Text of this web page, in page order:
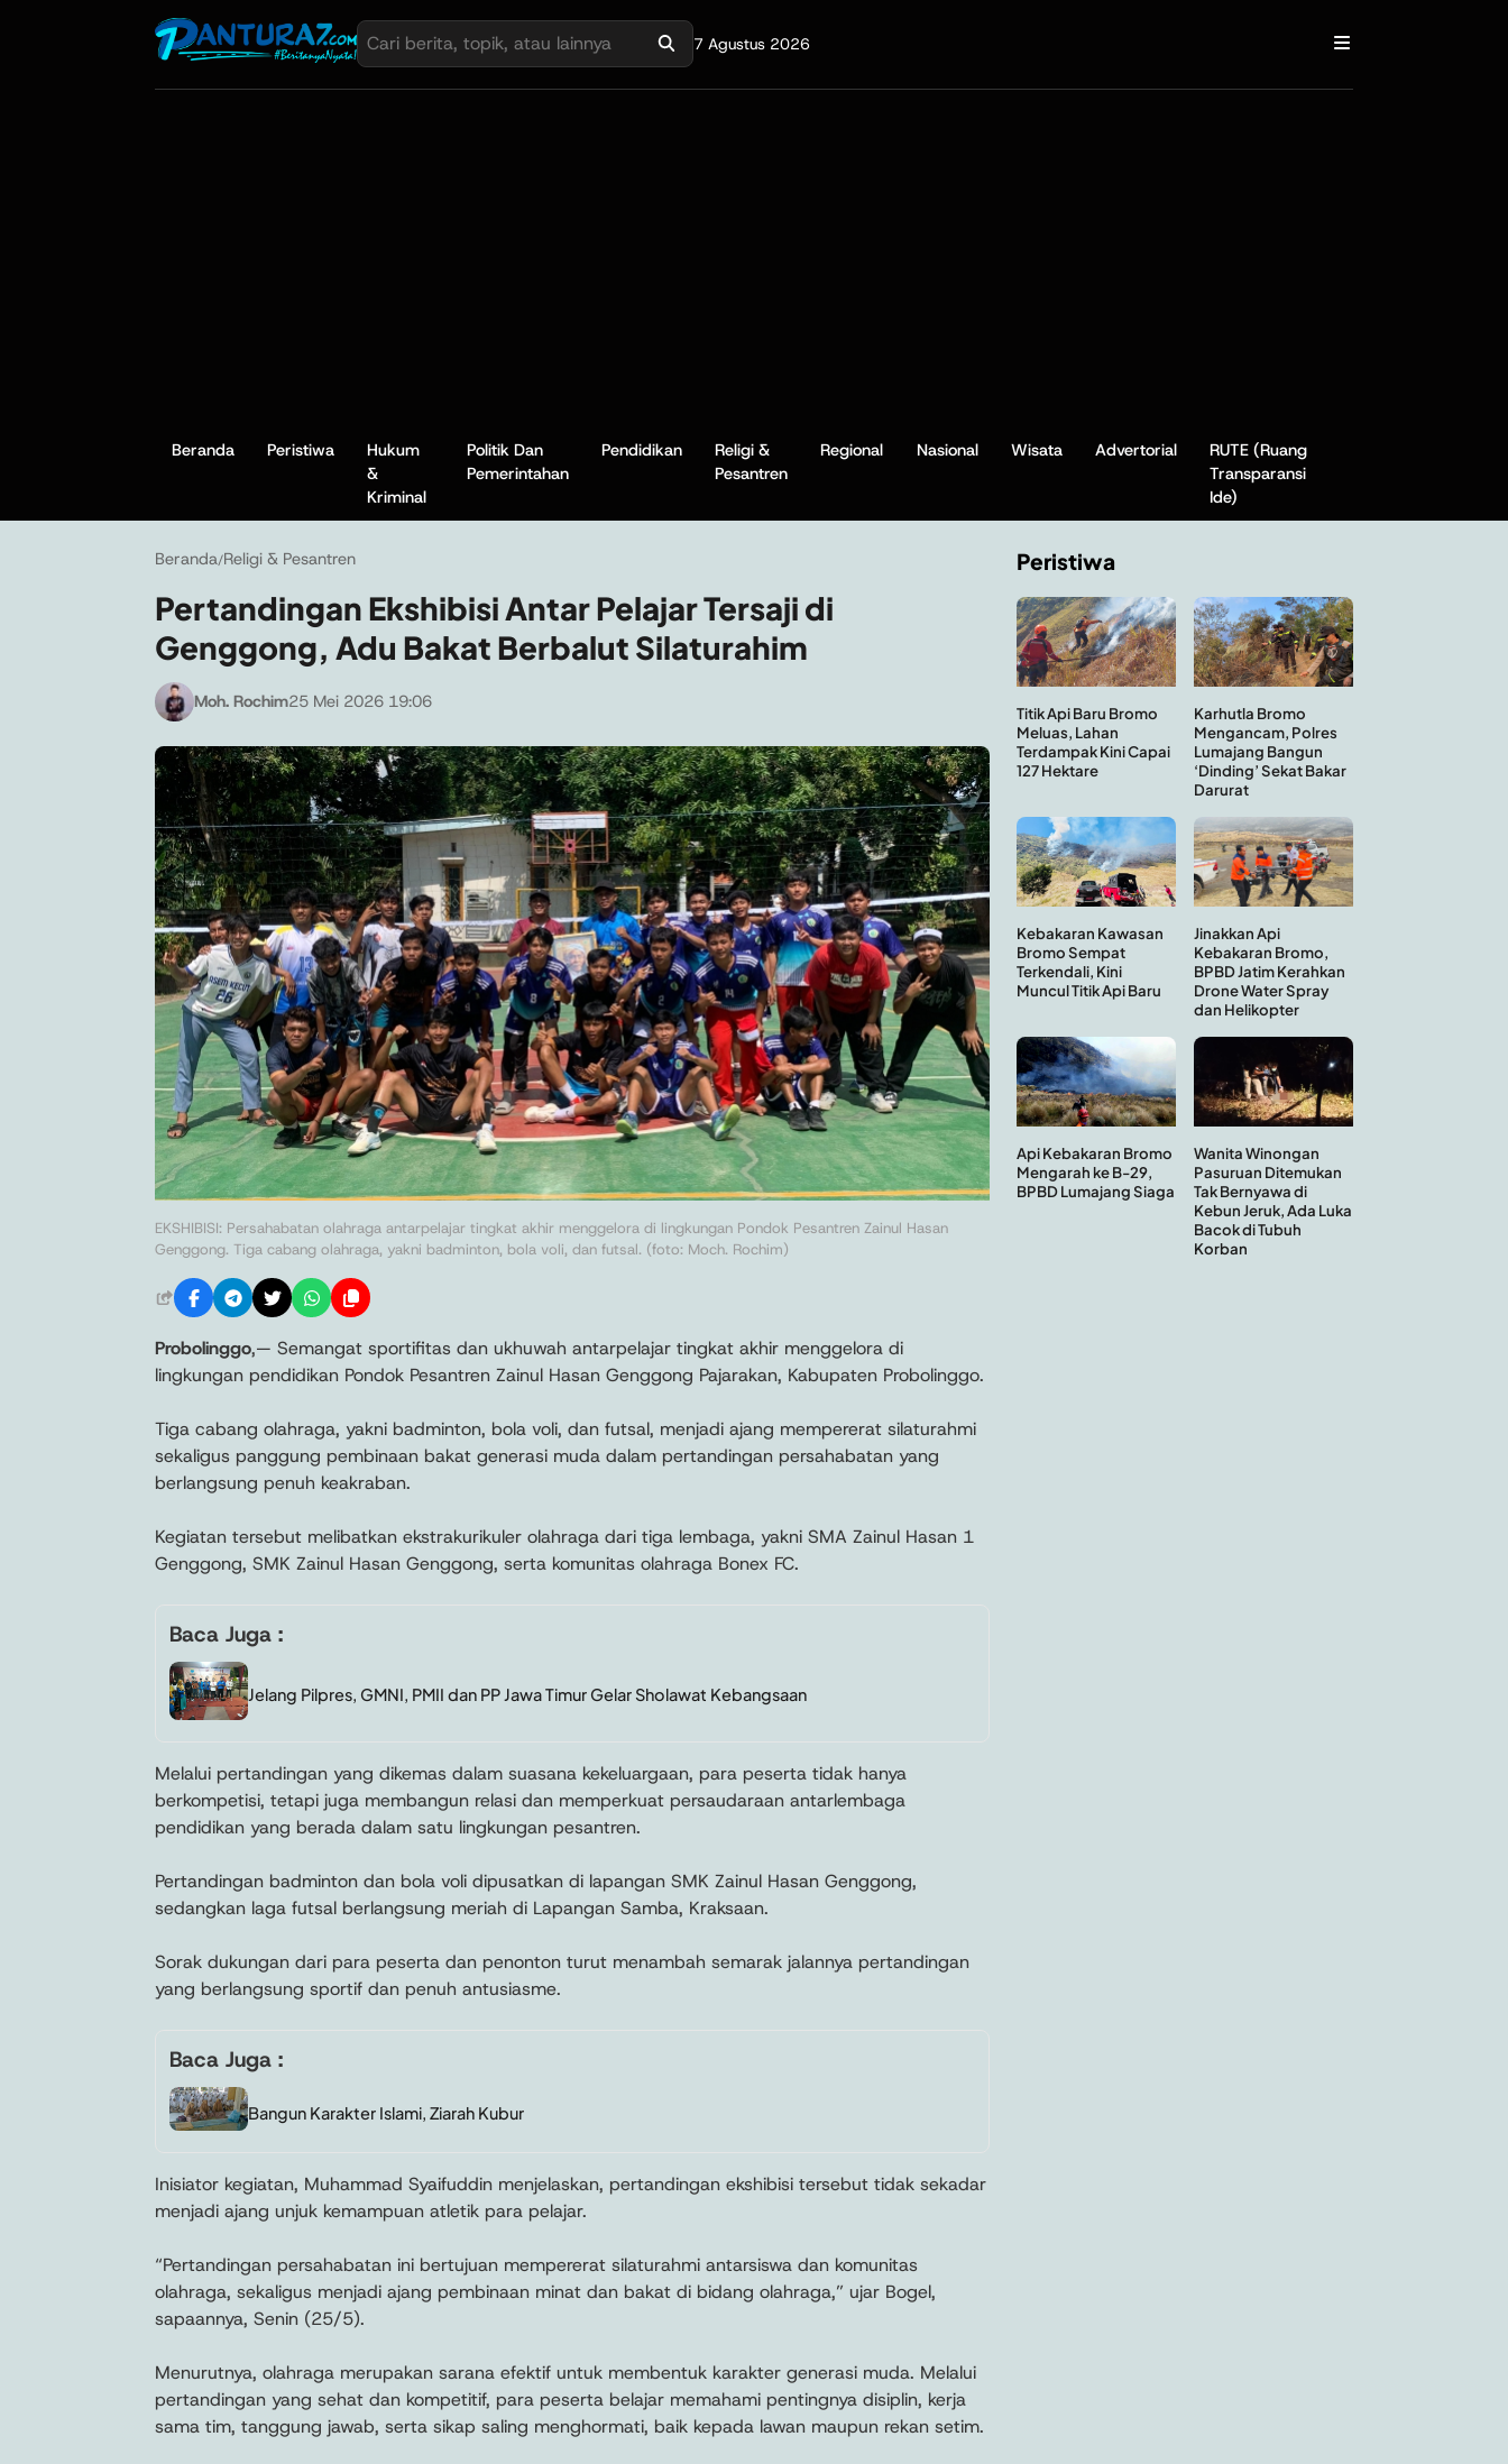
7 Agustus 2026
Beranda Peristiwa
Hukum
&
Kriminal
Politik Dan
Pemerintahan
Pendidikan
Religi &
Pesantren
Regional Nasional Wisata Advertorial
RUTE (Ruang
Transparansi
Ide)
Beranda/Religi & Pesantren
Pertandingan Ekshibisi Antar Pelajar Tersaji di
Genggong, Adu Bakat Berbalut Silaturahim
Moh. Rochim25 Mei 2026 19:06
EKSHIBISI: Persahabatan olahraga antarpelajar tingkat akhir menggelora di lingkungan Pondok Pesantren Zainul Hasan
Genggong. Tiga cabang olahraga, yakni badminton, bola voli, dan futsal. (foto: Moch. Rochim)
Probolinggo,— Semangat sportifitas dan ukhuwah antarpelajar tingkat akhir menggelora di
lingkungan pendidikan Pondok Pesantren Zainul Hasan Genggong Pajarakan, Kabupaten Probolinggo.
Tiga cabang olahraga, yakni badminton, bola voli, dan futsal, menjadi ajang mempererat silaturahmi
sekaligus panggung pembinaan bakat generasi muda dalam pertandingan persahabatan yang
berlangsung penuh keakraban.
Kegiatan tersebut melibatkan ekstrakurikuler olahraga dari tiga lembaga, yakni SMA Zainul Hasan 1
Genggong, SMK Zainul Hasan Genggong, serta komunitas olahraga Bonex FC.
Baca Juga :
Jelang Pilpres, GMNI, PMII dan PP Jawa Timur Gelar Sholawat Kebangsaan
Melalui pertandingan yang dikemas dalam suasana kekeluargaan, para peserta tidak hanya
berkompetisi, tetapi juga membangun relasi dan memperkuat persaudaraan antarlembaga
pendidikan yang berada dalam satu lingkungan pesantren.
Pertandingan badminton dan bola voli dipusatkan di lapangan SMK Zainul Hasan Genggong,
sedangkan laga futsal berlangsung meriah di Lapangan Samba, Kraksaan.
Sorak dukungan dari para peserta dan penonton turut menambah semarak jalannya pertandingan
yang berlangsung sportif dan penuh antusiasme.
Baca Juga :
Bangun Karakter Islami, Ziarah Kubur
Inisiator kegiatan, Muhammad Syaifuddin menjelaskan, pertandingan ekshibisi tersebut tidak sekadar
menjadi ajang unjuk kemampuan atletik para pelajar.
“Pertandingan persahabatan ini bertujuan mempererat silaturahmi antarsiswa dan komunitas
olahraga, sekaligus menjadi ajang pembinaan minat dan bakat di bidang olahraga,” ujar Bogel,
sapaannya, Senin (25/5).
Menurutnya, olahraga merupakan sarana efektif untuk membentuk karakter generasi muda. Melalui
pertandingan yang sehat dan kompetitif, para peserta belajar memahami pentingnya disiplin, kerja
sama tim, tanggung jawab, serta sikap saling menghormati, baik kepada lawan maupun rekan setim.
Peristiwa
Titik Api Baru Bromo
Meluas, Lahan
Terdampak Kini Capai
127 Hektare
Karhutla Bromo
Mengancam, Polres
Lumajang Bangun
‘Dinding’ Sekat Bakar
Darurat
Kebakaran Kawasan
Bromo Sempat
Terkendali, Kini
Muncul Titik Api Baru
Jinakkan Api
Kebakaran Bromo,
BPBD Jatim Kerahkan
Drone Water Spray
dan Helikopter
Api Kebakaran Bromo
Mengarah ke B-29,
BPBD Lumajang Siaga
Wanita Winongan
Pasuruan Ditemukan
Tak Bernyawa di
Kebun Jeruk, Ada Luka
Bacok di Tubuh
Korban